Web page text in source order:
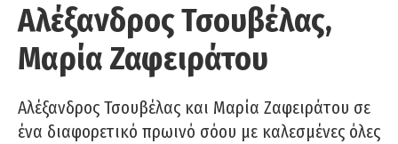
Αλέξανδρος Τσουβέλας,
Μαρία Ζαφειράτου
Αλέξανδρος Τσουβέλας και Μαρία Ζαφειράτου σε
ένα διαφορετικό πρωινό σόου με καλεσμένες όλες